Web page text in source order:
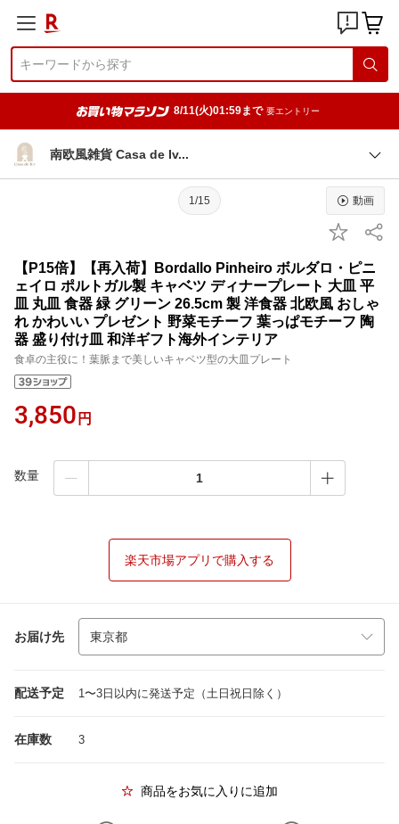
8/11(火)01:59まで 要エントリー
南欧風雑貨 Casa de Iv
1/15 動画
【P15倍】【再入荷】Bordallo Pinheiro ボルダロ・ピニ
ェイロ ポルトガル製 キャベツ ディナープレート 大皿 平
皿 丸皿 食器 緑 グリーン 26.5cm 製 洋食器 北欧風 おしゃ
れ かわいい プレゼント 野菜モチーフ 葉っぱモチーフ 陶
器 盛り付け皿 和洋ギフト海外インテリア
食卓の主役に！葉脈まで美しいキャベツ型の大皿プレート
3,850 円
数量
楽天市場アプリで購入する
お届け先
配送予定 1〜3日以内に発送予定（土日祝日除く）
在庫数 3
商品をお気に入りに追加